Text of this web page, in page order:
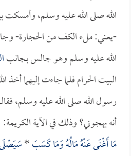
الله صلى الله عليه وسلم، وأمسكت
-يعني: ملء الكف من الحجارة-
الله عليه وسلم وهو جالس بجانب
البيت الحرام فلما جاءت إليهما
رسول الله صلى الله عليه وسلم،
أنه يهجوني؟ وذلك في الآية الكريمة:
مَا أَغْنَى عَنْهُ مَالُهُ وَمَا كَسَبَ*